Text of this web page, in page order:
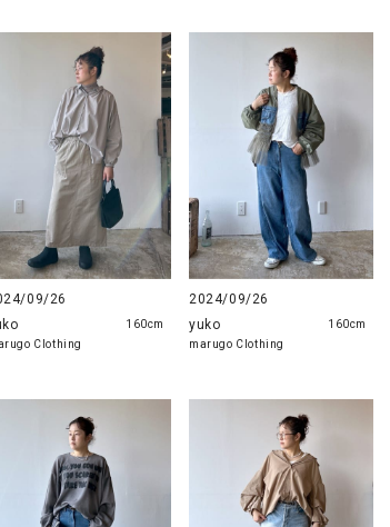
09/26
Clothing
160cm
2024/09/26
yuko
marugo Clothing
160cm